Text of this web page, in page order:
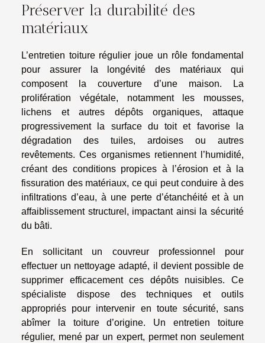
Préserver la durabilité des
matériaux
L’entretien toiture régulier joue un rôle fondamental
pour assurer la longévité des matériaux qui
composent la couverture d’une maison. La
prolifération végétale, notamment les mousses,
lichens et autres dépôts organiques, attaque
progressivement la surface du toit et favorise la
dégradation des tuiles, ardoises ou autres
revêtements. Ces organismes retiennent l’humidité,
créant des conditions propices à l’érosion et à la
fissuration des matériaux, ce qui peut conduire à des
infiltrations d’eau, à une perte d’étanchéité et à un
affaiblissement structurel, impactant ainsi la sécurité
du bâti.
En sollicitant un couvreur professionnel pour
effectuer un nettoyage adapté, il devient possible de
supprimer efficacement ces dépôts nuisibles. Ce
spécialiste dispose des techniques et outils
appropriés pour intervenir en toute sécurité, sans
abîmer la toiture d’origine. Un entretien toiture
régulier, mené par un expert, permet non seulement